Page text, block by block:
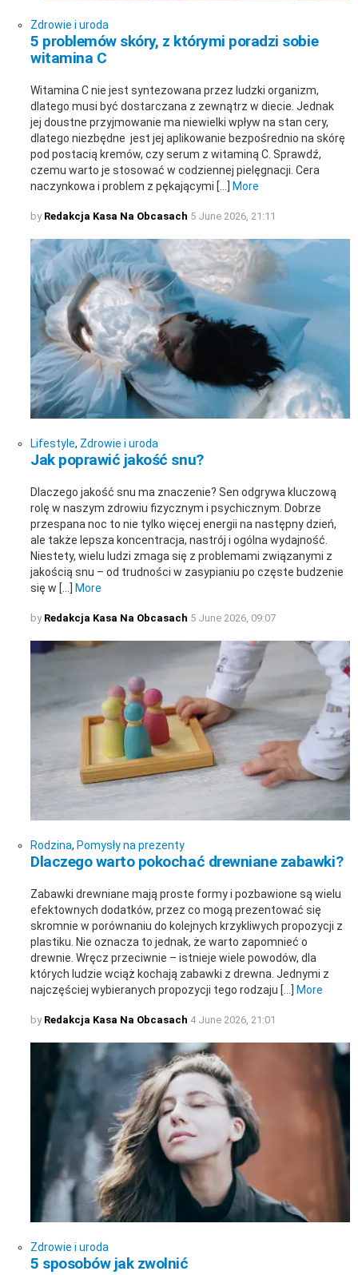
Zdrowie i uroda
5 problemów skóry, z którymi poradzi sobie
witamina C
Witamina C nie jest syntezowana przez ludzki organizm,
dlatego musi być dostarczana z zewnątrz w diecie. Jednak
jej doustne przyjmowanie ma niewielki wpływ na stan cery,
dlatego niezbędne jest jej aplikowanie bezpośrednio na skórę
pod postacią kremów, czy serum z witaminą C. Sprawdź,
czemu warto je stosować w codziennej pielęgnacji. Cera
naczynkowa i problem z pękającymi […]
More
by Redakcja Kasa Na Obcasach 5 June 2026, 21:11
Lifestyle, Zdrowie i uroda
Jak poprawić jakość snu?
Dlaczego jakość snu ma znaczenie? Sen odgrywa kluczową
rolę w naszym zdrowiu fizycznym i psychicznym. Dobrze
przespana noc to nie tylko więcej energii na następny dzień,
ale także lepsza koncentracja, nastrój i ogólna wydajność.
Niestety, wielu ludzi zmaga się z problemami związanymi z
jakością snu – od trudności w zasypianiu po częste budzenie
się w […]
More
by Redakcja Kasa Na Obcasach 5 June 2026, 09:07
Rodzina, Pomysły na prezenty
Dlaczego warto pokochać drewniane zabawki?
Zabawki drewniane mają proste formy i pozbawione są wielu
efektownych dodatków, przez co mogą prezentować się
skromnie w porównaniu do kolejnych krzykliwych propozycji z
plastiku. Nie oznacza to jednak, że warto zapomnieć o
drewnie. Wręcz przeciwnie – istnieje wiele powodów, dla
których ludzie wciąż kochają zabawki z drewna. Jednymi z
najczęściej wybieranych propozycji tego rodzaju […]
More
by Redakcja Kasa Na Obcasach 4 June 2026, 21:01
Zdrowie i uroda
5 sposobów jak zwolnić